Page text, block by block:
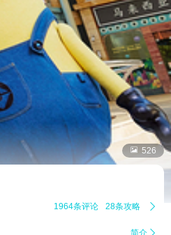
 526
1964条评论 28条攻略 
简介 